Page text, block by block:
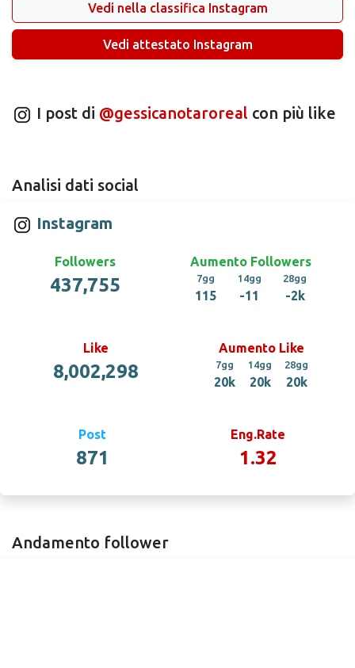
Vedi nella classifica Instagram
Vedi attestato Instagram
I post di @gessicanotaroreal con più like
Analisi dati social
Instagram
Followers
437,755
Aumento Followers
7gg
115
14gg
-11
28gg
-2k
Like
8,002,298
Aumento Like
7gg
20k
14gg
20k
28gg
20k
Post
871
Eng.Rate
1.32
Andamento follower